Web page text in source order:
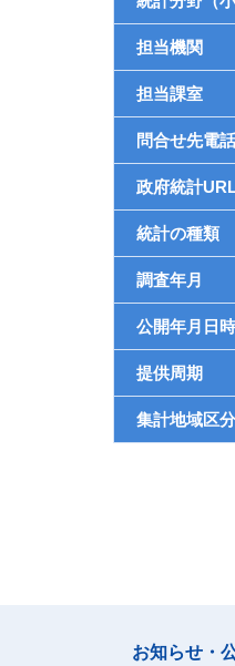
担当機関
担当課室
問合せ先電
政府統計
統計の種類
調査年月
公開年月日
提供周期
集計地域区分
お知らせ・